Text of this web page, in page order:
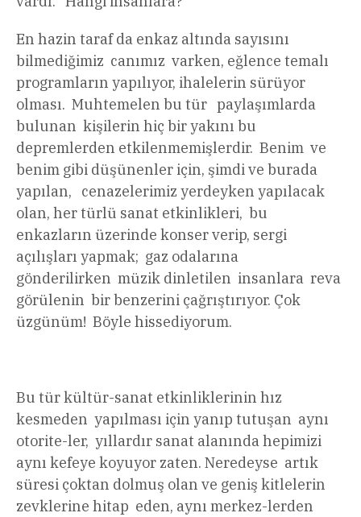
En hazin taraf da enkaz altında sayısını
bilmediğimiz canımız varken, eğlence temalı
programların yapılıyor, ihalelerin sürüyor
olması. Muhtemelen bu tür paylaşımlarda
bulunan kişilerin hiç bir yakını bu
depremlerden etkilenmemişlerdir. Benim ve
benim gibi düşünenler için, şimdi ve burada
yapılan, cenazelerimiz yerdeyken yapılacak
olan, her türlü sanat etkinlikleri, bu
enkazların üzerinde konser verip, sergi
açılışları yapmak; gaz odalarına
gönderilirken müzik dinletilen insanlara reva
görülenin bir benzerini çağrıştırıyor. Çok
üzgünüm! Böyle hissediyorum.
Bu tür kültür-sanat etkinliklerinin hız
kesmeden yapılması için yanıp tutuşan aynı
otorite-ler, yıllardır sanat alanında hepimizi
aynı kefeye koyuyor zaten. Neredeyse artık
süresi çoktan dolmuş olan ve geniş kitlelerin
zevklerine hitap eden, aynı merkez-lerden